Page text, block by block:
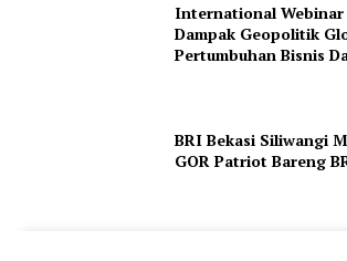
International Webinar
Dampak Geopolitik
Pertumbuhan Bisnis
BRI Bekasi Siliwangi
GOR Patriot Bareng